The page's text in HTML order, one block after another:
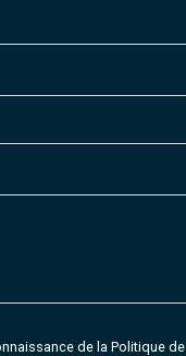
de la Politique de